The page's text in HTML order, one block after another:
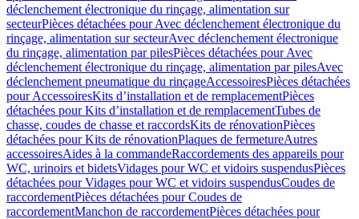
déclenchement électronique du rinçage, alimentation sur
secteurPièces détachées pour Avec déclenchement électronique du
rinçage, alimentation sur secteurAvec déclenchement électronique
du rinçage, alimentation par pilesPièces détachées pour Avec
déclenchement électronique du rinçage, alimentation par pilesAvec
déclenchement pneumatique du rinçageAccessoiresPièces détachées
pour AccessoiresKits d’installation et de remplacementPièces
détachées pour Kits d’installation et de remplacementTubes de
chasse, coudes de chasse et raccordsKits de rénovationPièces
détachées pour Kits de rénovationPlaques de fermetureAutres
accessoiresAides à la commandeRaccordements des appareils pour
WC, urinoirs et bidetsVidages pour WC et vidoirs suspendusPièces
détachées pour Vidages pour WC et vidoirs suspendusCoudes de
raccordementPièces détachées pour Coudes de
raccordementManchon de raccordementPièces détachées pour